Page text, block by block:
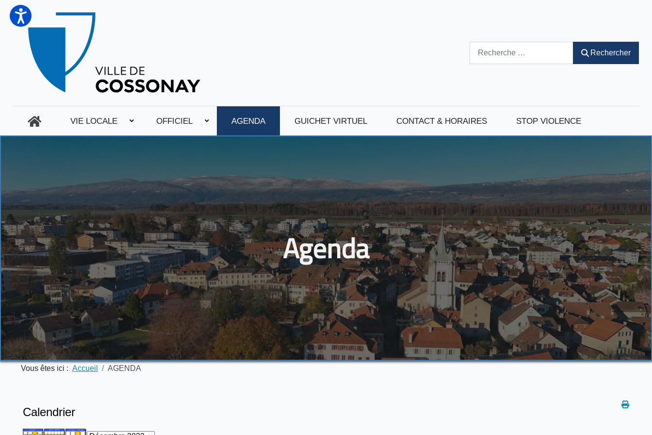
Rechercher
VIE LOCALE OFFICIEL AGENDA GUICHET VIRTUEL CONTACT & HORAIRES STOP VIOLENCE
Agenda
Vous êtes ici : Accueil AGENDA
Calendrier